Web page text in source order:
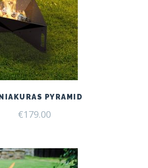
PYRAMID
€179.00